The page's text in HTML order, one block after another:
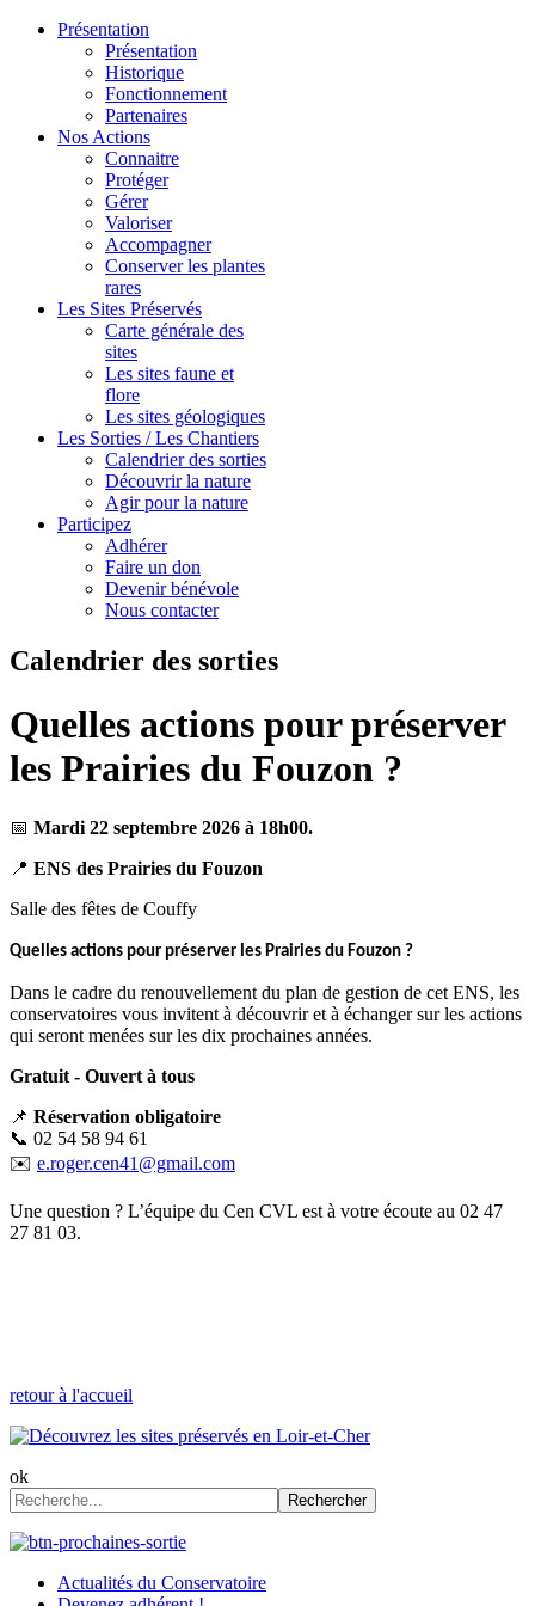
Présentation
Présentation
Historique
Fonctionnement
Partenaires
Nos Actions
Connaitre
Protéger
Gérer
Valoriser
Accompagner
Conserver les plantes
rares
Les Sites Préservés
Carte générale des
sites
Les sites faune et
flore
Les sites géologiques
Les Sorties / Les Chantiers
Calendrier des sorties
Découvrir la nature
Agir pour la nature
Participez
Adhérer
Faire un don
Devenir bénévole
Nous contacter
Calendrier des sorties
Quelles actions pour préserver
les Prairies du Fouzon ?
📅 Mardi 22 septembre 2026 à 18h00.
📍 ENS des Prairies du Fouzon
Salle des fêtes de Couffy
Quelles actions pour préserver les Prairies du Fouzon ?
Dans le cadre du renouvellement du plan de gestion de cet ENS, les
conservatoires vous invitent à découvrir et à échanger sur les actions
qui seront menées sur les dix prochaines années.
Gratuit - Ouvert à tous
📌 Réservation obligatoire
📞 02 54 58 94 61
✉️ e.roger.cen41@gmail.com
Une question ? L’équipe du Cen CVL est à votre écoute au 02 47
27 81 03.
retour à l'accueil
ok
Rechercher
Actualités du Conservatoire